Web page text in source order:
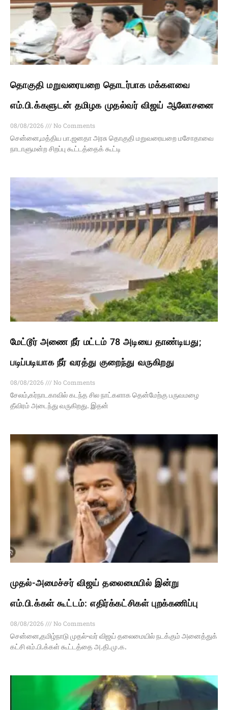
தொகுதி மறுவரையறை தொடர்பாக மக்களவை
எம்.பி.க்களுடன் தமிழக முதல்வர் விஜய் ஆலோசனை
08/08/2026
No Comments
சென்னை,மத்திய பா.ஜனதா அரசு தொகுதி மறுவரையறை மசோதாவை
நாடாளுமன்ற சிறப்பு கூட்டத்தைக் கூட்டி
மேட்டூர் அணை நீர் மட்டம் 78 அடியை தாண்டியது;
படிப்படியாக நீர் வரத்து குறைந்து வருகிறது
08/08/2026
No Comments
சேலம்,கர்நாடகாவில் கடந்த சில நாட்களாக தென்மேற்கு பருவமழை
தீவிரம் அடைந்து வருகிறது. இதன்
முதல்-அமைச்சர் விஜய் தலைமையில் இன்று
எம்.பி.க்கள் கூட்டம்: எதிர்க்கட்சிகள் புறக்கணிப்பு
08/08/2026
No Comments
சென்னை,தமிழ்நாடு முதல்-வர் விஜய் தலைமையில் நடக்கும் அனைத்துக்
கட்சி எம்.பி.க்கள் கூட்டத்தை அ.தி.மு.க.